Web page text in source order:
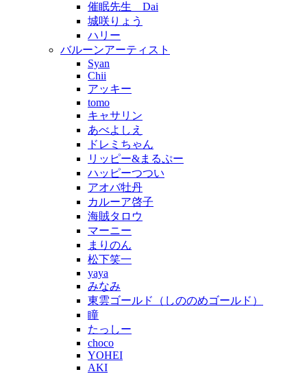
催眠先生 Dai
城咲りょう
ハリー
バルーンアーティスト
Syan
Chii
アッキー
tomo
キャサリン
あべよしえ
ドレミちゃん
リッピー&まるぷー
ハッピーつつい
アオバ牡丹
カルーア啓子
海賊タロウ
マーニー
まりのん
松下笑一
yaya
みなみ
東雲ゴールド（しののめゴールド）
瞳
たっしー
choco
YOHEI
AKI